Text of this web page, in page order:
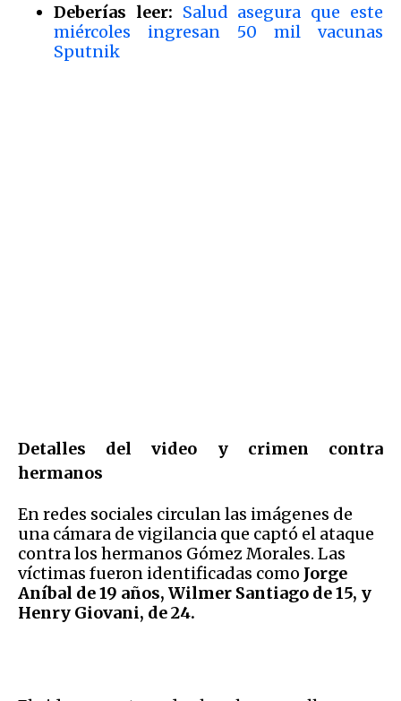
Deberías leer: Salud asegura que este
miércoles ingresan 50 mil vacunas
Sputnik
Detalles del video y crimen contra
hermanos
En redes sociales circulan las imágenes de
una cámara de vigilancia que captó el ataque
contra los hermanos Gómez Morales. Las
víctimas fueron identificadas como Jorge
Aníbal de 19 años, Wilmer Santiago de 15, y
Henry Giovani, de 24.